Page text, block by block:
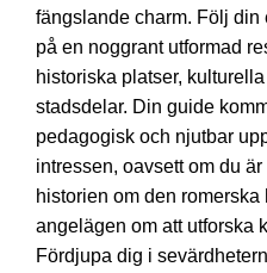
fängslande charm. Följ din
på en noggrant utformad
historiska platser,
stadsdelar. Din guide
pedagogisk och njutbar
intressen, oavsett om du
historien om den
angelägen om att utforska
Fördjupa dig i